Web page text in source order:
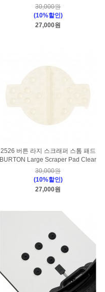
30,000원
(10%할인)
27,000원
2526 버튼 라지 스크래퍼 스톰 패드
BURTON Large Scraper Pad Clear
30,000원
(10%할인)
27,000원